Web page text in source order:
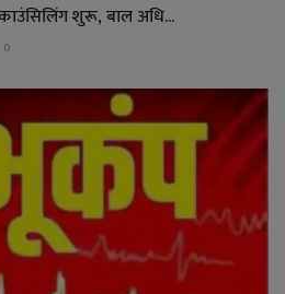
शुरू, बाल अधि...
0